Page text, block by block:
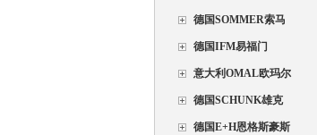
德国SOMMER索马
德国IFM易福门
意大利OMAL欧玛尔
德国SCHUNK雄克
德国E+H恩格斯豪斯